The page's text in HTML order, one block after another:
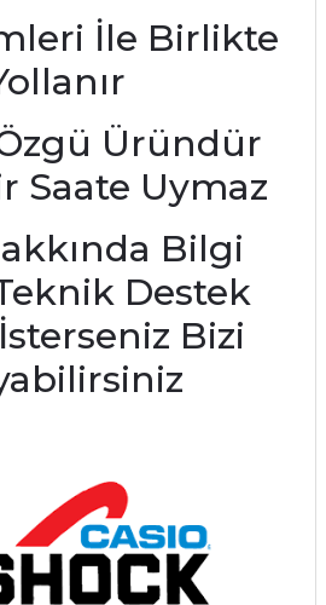
İle Birlikte
Üründür
Saate Uymaz
Bilgi
Destek
Bizi